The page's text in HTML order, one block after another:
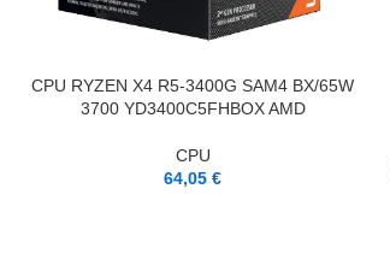
LASĪT VAIRĀK
CPU RYZEN X4 R5-3400G SAM4 BX/65W
3700 YD3400C5FHBOX AMD
CPU
64,05 €